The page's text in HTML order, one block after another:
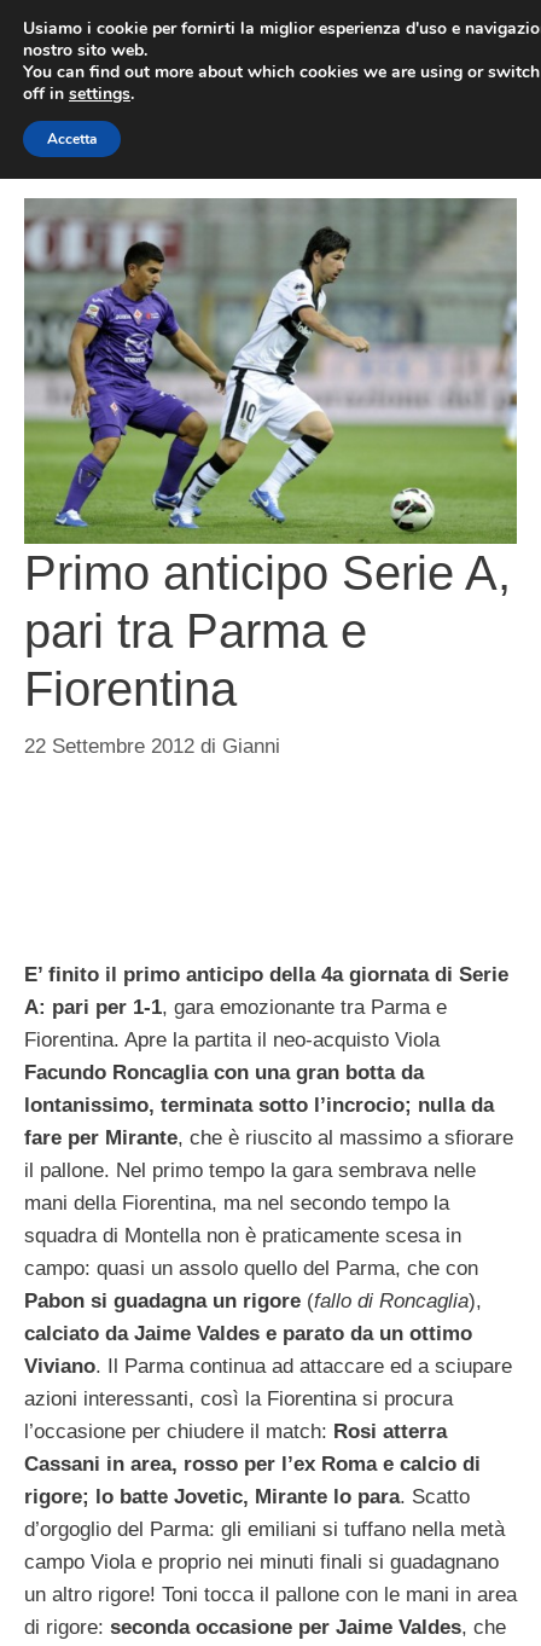
contenuto
Primo anticipo Serie A,
pari tra Parma e
Fiorentina
22 Settembre 2012 di Gianni
E’ finito il primo anticipo della 4a giornata di Serie
A: pari per 1-1, gara emozionante tra Parma e
Fiorentina. Apre la partita il neo-acquisto Viola
Facundo Roncaglia con una gran botta da
lontanissimo, terminata sotto l’incrocio; nulla da
fare per Mirante, che è riuscito al massimo a sfiorare
il pallone. Nel primo tempo la gara sembrava nelle
mani della Fiorentina, ma nel secondo tempo la
squadra di Montella non è praticamente scesa in
campo: quasi un assolo quello del Parma, che con
Pabon si guadagna un rigore (fallo di Roncaglia),
calciato da Jaime Valdes e parato da un ottimo
Viviano. Il Parma continua ad attaccare ed a sciupare
azioni interessanti, così la Fiorentina si procura
l’occasione per chiudere il match: Rosi atterra
Cassani in area, rosso per l’ex Roma e calcio di
rigore; lo batte Jovetic, Mirante lo para. Scatto
d’orgoglio del Parma: gli emiliani si tuffano nella metà
campo Viola e proprio nei minuti finali si guadagnano
un altro rigore! Toni tocca il pallone con le mani in area
di rigore: seconda occasione per Jaime Valdes, che
Usiamo i cookie per fornirti la miglior esperienza d'uso e
nostro sito web.
You can find out more about which cookies we are using or
off in settings.
Accetta